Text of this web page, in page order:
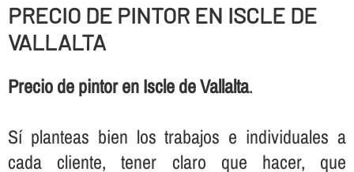
PRECIO DE PINTOR EN ISCLE DE
VALLALTA
Precio de pintor en Iscle de Vallalta.
Sí­ planteas bien los trabajos e individuales a
cada cliente, tener claro que hacer, que